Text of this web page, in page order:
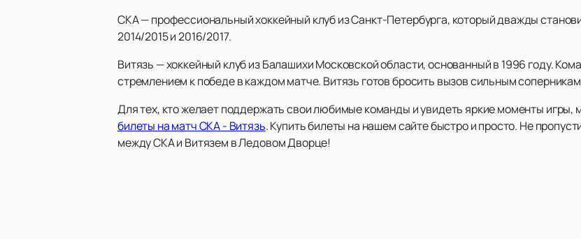
СКА — профессиональный хоккейный клуб из Санкт-Петербурга, который дважды
2014/2015 и 2016/2017.
Витязь — хоккейный клуб из Балашихи Московской области, основанный в 1996 году.
стремлением к победе в каждом матче. Витязь готов бросить вызов сильным
Для тех, кто желает поддержать свои любимые команды и увидеть яркие моменты игры,
билеты на матч СКА - Витязь. Купить билеты на нашем сайте быстро и просто. Не
между СКА и Витязем в Ледовом Дворце!